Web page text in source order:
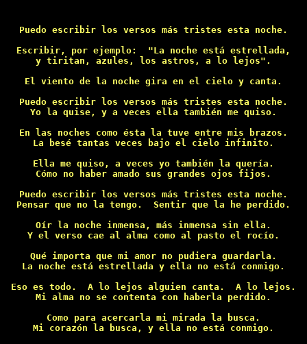
Puedo escribir los versos más tristes esta noche.
Escribir, por ejemplo:  "La noche está estrellada,
y tiritan, azules, los astros, a lo lejos".
El viento de la noche gira en el cielo y canta.
Puedo escribir los versos más tristes esta noche.
Yo la quise, y a veces ella también me quiso.
En las noches como ésta la tuve entre mis brazos.
La besé tantas veces bajo el cielo infinito.
Ella me quiso, a veces yo también la quería.
Cómo no haber amado sus grandes ojos fijos.
Puedo escribir los versos más tristes esta noche.
Pensar que no la tengo.  Sentir que la he perdido.
Oír la noche inmensa, más inmensa sin ella.
Y el verso cae al alma como al pasto el rocío.
Qué importa que mi amor no pudiera guardarla.
La noche está estrellada y ella no está conmigo.
Eso es todo.  A lo lejos alguien canta.  A lo lejos.
Mi alma no se contenta con haberla perdido.
Como para acercarla mi mirada la busca.
Mi corazón la busca, y ella no está conmigo.